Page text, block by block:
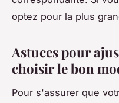
optez pour la plus
Astuces pour
choisir le bon
Pour s'assurer que